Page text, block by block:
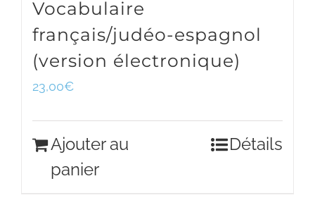
Vocabulaire
français/judéo-espagnol
(version électronique)
23,00€
Ajouter au
panier
Détails